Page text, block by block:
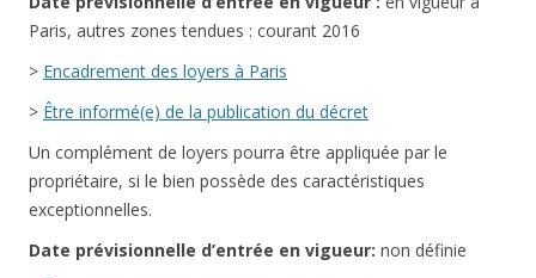
Paris, autres zones tendues : courant 2016
> Encadrement des loyers à Paris
> Être informé(e) de la publication du décret
Un complément de loyers pourra être appliquée par le
propriétaire, si le bien possède des caractéristiques
exceptionnelles.
Date prévisionnelle d’entrée en vigueur: non définie